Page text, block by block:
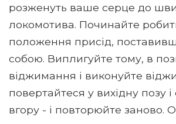
розженуть ваше серце до
локомотива. Починайте
положення присід,
собою. Виплигуйте тому, в
віджимання і виконуйте
повертайтеся у вихідну позу
вгору - і повторюйте заново.